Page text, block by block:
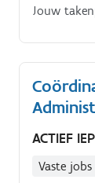
Jouw
ACTIEF
Vaste jobs